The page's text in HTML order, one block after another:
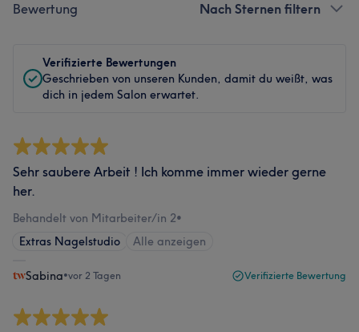
Bewertung Nach Sternen filtern
Verifizierte Bewertungen
Geschrieben von unseren Kunden, damit du weißt, was
dich in jedem Salon erwartet.
Sehr saubere Arbeit ! Ich komme immer wieder gerne
her.
Behandelt von Mitarbeiter/in 2•
Extras Nagelstudio
Alle anzeigen
Sabina•vor 2 Tagen Verifizierte Bewertung